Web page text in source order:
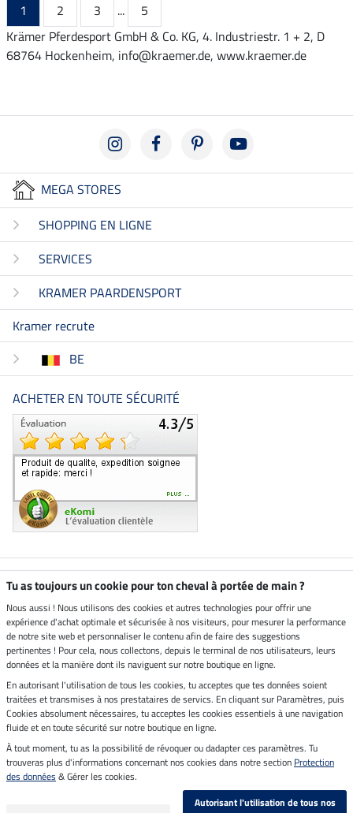
1 2 3 ...
5
Krämer Pferdesport GmbH & Co. KG, 4. Industriestr. 1 + 2, D
68764 Hockenheim, info@kraemer.de, www.kraemer.de
MEGA STORES
SHOPPING EN LIGNE
SERVICES
KRAMER PAARDENSPORT
Kramer recrute
BE
ACHETER EN TOUTE SÉCURITÉ
Boutique climatiquement
Livraison par
Paiement sécurisé
Mentions légales
Dernière actualisation le 09.08.2026 à 07:13
Tu as toujours un cookie pour ton cheval à portée de main ?
Nous aussi ! Nous utilisons des cookies et autres technologies pour offrir une
expérience d'achat optimale et sécurisée à nos visiteurs, pour mesurer la performance
de notre site web et personnaliser le contenu afin de faire des suggestions
pertinentes ! Pour cela, nous collectons, depuis le terminal de nos utilisateurs, leurs
données et la manière dont ils naviguent sur notre boutique en ligne.
En autorisant l'utilisation de tous les cookies, tu acceptes que tes données soient
traitées et transmises à nos prestataires de servics. En cliquant sur Paramètres, puis
Cookies absolument nécessaires, tu acceptes les cookies essentiels à une navigation
fluide et en toute sécurité sur notre boutique en ligne.
À tout moment, tu as la possibilité de révoquer ou dadapter ces paramètres. Tu
trouveras plus d'informations concernant nos cookies dans notre section Protection
des données & Gérer les cookies.
Autorisant l'utilisation de tous nos